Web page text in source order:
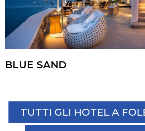
BLUE SAND
TUTTI GLI HOTEL A